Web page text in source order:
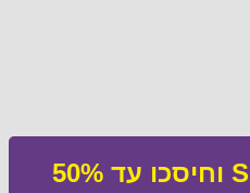
קבלו מבצעי SMS וחיסכו עד 50%